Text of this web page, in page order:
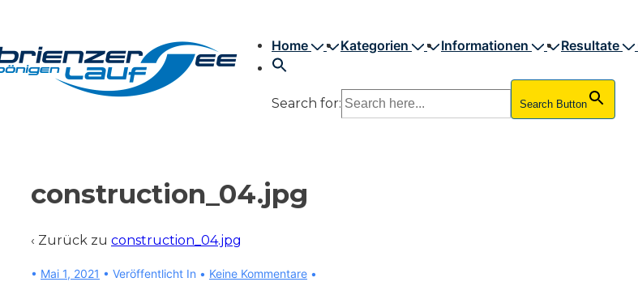
Inhalt
Home Kategorien Informationen Resultate
Search for: Search Button
construction_04.jpg
‹ Zurück zu construction_04.jpg
• Mai 1, 2021 Veröffentlicht In Keine Kommentare